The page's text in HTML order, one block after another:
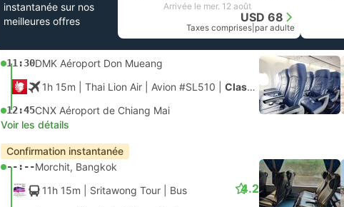
instantanée sur nos
meilleures offres
Arrivée le mer. 12 août
USD 68
Taxes comprises par adulte
11:30DMK Aéroport Don Mueang
1h 15m | Thai Lion Air Avion #SL510 Classe économique
12:45CNX Aéroport de Chiang Mai
Voir les détails
Confirmation instantanée
--:--Morchit, Bangkok
11h 15m | Sritawong Tour Bus 4.2